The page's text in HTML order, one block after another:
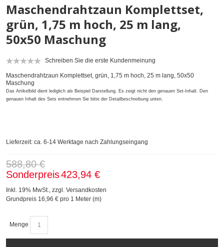
Maschendrahtzaun Komplettset,
grün, 1,75 m hoch, 25 m lang,
50x50 Maschung
Schreiben Sie die erste Kundenmeinung
Maschendrahtzaun Komplettset, grün, 1,75 m hoch, 25 m lang, 50x50
Maschung
Das Artikelbild dient lediglich als Beispiel Darstellung. Es zeigt nicht den genauen Set-Inhalt. Den
genauen Inhalt des Sets entnehmen Sie bitte der Detailbeschreibung unten.
Lieferzeit: ca. 6-14 Werktage nach Zahlungseingang
588,80 €
Sonderpreis423,94 €
Inkl. 19% MwSt., zzgl. Versandkosten
Grundpreis 16,96 € pro 1 Meter (m)
Menge